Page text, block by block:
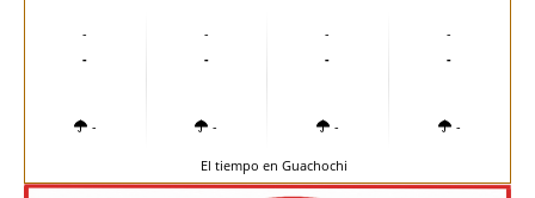
-
-
-
-
-
-
-
-
-
-
-
-
El tiempo en Guachochi